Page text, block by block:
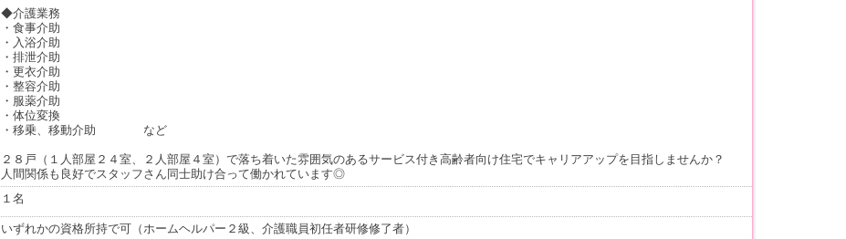
◆介護業務
・食事介助
・入浴介助
・排泄介助
・更衣介助
・整容介助
・服薬介助
・体位変換
・移乗、移動介助 など
２８戸（１人部屋２４室、２人部屋４室）で落ち着いた雰囲気のあるサービス付き高齢者向け住宅でキャリアアップを目指しませんか？
人間関係も良好でスタッフさん同士助け合って働かれています◎
１名
いずれかの資格所持で可（ホームヘルパー２級、介護職員初任者研修修了者）